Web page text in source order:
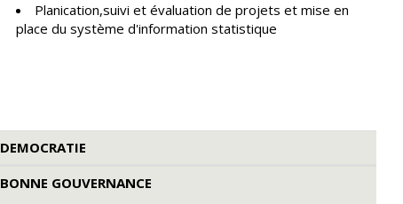
Planification,suivi et évaluation de projets et mise en
place du système d'information statistique
DEMOCRATIE
BONNE GOUVERNANCE